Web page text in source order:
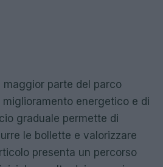
maggior parte del parco
energetico e di
graduale permette di
le bollette e valorizzare
presenta un percorso